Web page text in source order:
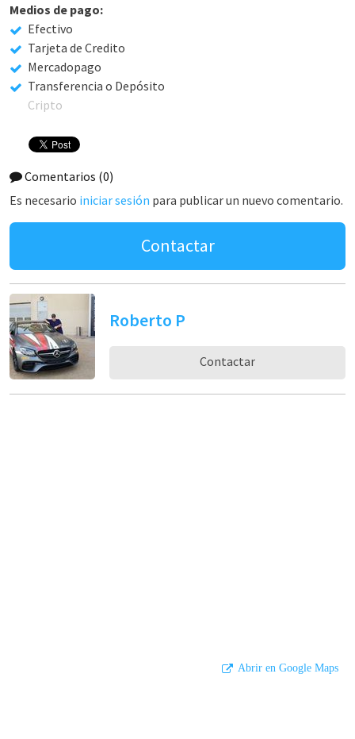
Medios de pago:
Efectivo
Tarjeta de Credito
Mercadopago
Transferencia o Depósito
Cripto
Comentarios (0)
Es necesario iniciar sesión para publicar un nuevo comentario.
Contactar
Roberto P
Contactar
Abrir en Google Maps